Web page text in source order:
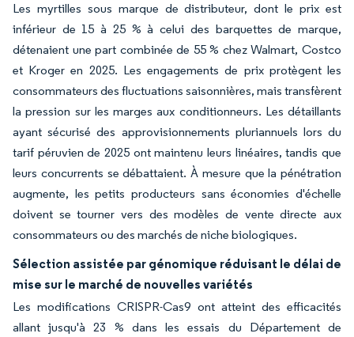
Les myrtilles sous marque de distributeur, dont le prix est
inférieur de 15 à 25 % à celui des barquettes de marque,
détenaient une part combinée de 55 % chez Walmart, Costco
et Kroger en 2025. Les engagements de prix protègent les
consommateurs des fluctuations saisonnières, mais transfèrent
la pression sur les marges aux conditionneurs. Les détaillants
ayant sécurisé des approvisionnements pluriannuels lors du
tarif péruvien de 2025 ont maintenu leurs linéaires, tandis que
leurs concurrents se débattaient. À mesure que la pénétration
augmente, les petits producteurs sans économies d'échelle
doivent se tourner vers des modèles de vente directe aux
consommateurs ou des marchés de niche biologiques.
Sélection assistée par génomique réduisant le délai de
mise sur le marché de nouvelles variétés
Les modifications CRISPR-Cas9 ont atteint des efficacités
allant jusqu'à 23 % dans les essais du Département de